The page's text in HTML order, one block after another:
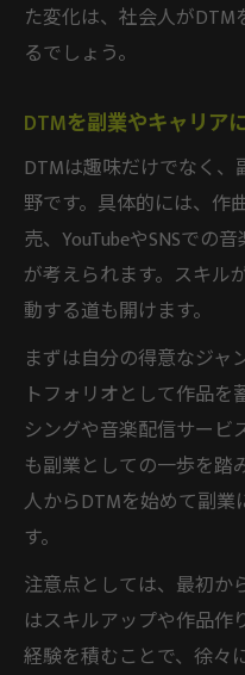
た変化は、社会人が
るでしょう。
DTMを副業やキャリア
DTMは趣味だけでなく
野です。具体的には、作
売、YouTubeやSNSでの
が考えられます。スキル
動する道も開けます。
まずは自分の得意なジャ
トフォリオとして作品
シングや音楽配信サービ
も副業としての一歩を踏
人からDTMを始めて副業
す。
注意点としては、最初か
はスキルアップや作品作
経験を積むことで、徐々